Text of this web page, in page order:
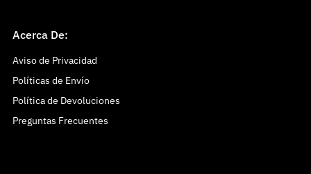
Acerca De:
Aviso de Privacidad
Políticas de Envío
Política de Devoluciones
Preguntas Frecuentes